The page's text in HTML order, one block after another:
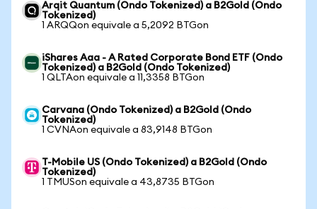
Arqit Quantum (Ondo Tokenized) a B2Gold (Ondo
Tokenized)
1 ARQQon equivale a 5,2092 BTGon
iShares Aaa - A Rated Corporate Bond ETF (Ondo
Tokenized) a B2Gold (Ondo Tokenized)
1 QLTAon equivale a 11,3358 BTGon
Carvana (Ondo Tokenized) a B2Gold (Ondo
Tokenized)
1 CVNAon equivale a 83,9148 BTGon
T-Mobile US (Ondo Tokenized) a B2Gold (Ondo
Tokenized)
1 TMUSon equivale a 43,8735 BTGon